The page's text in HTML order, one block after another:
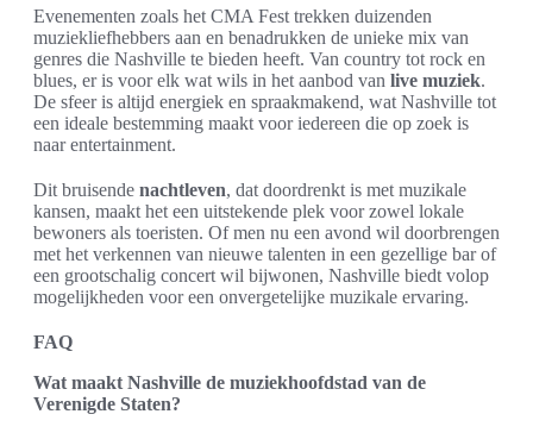
Evenementen zoals het CMA Fest trekken duizenden
muziekliefhebbers aan en benadrukken de unieke mix van
genres die Nashville te bieden heeft. Van country tot rock en
blues, er is voor elk wat wils in het aanbod van live muziek.
De sfeer is altijd energiek en spraakmakend, wat Nashville tot
een ideale bestemming maakt voor iedereen die op zoek is
naar entertainment.
Dit bruisende nachtleven, dat doordrenkt is met muzikale
kansen, maakt het een uitstekende plek voor zowel lokale
bewoners als toeristen. Of men nu een avond wil doorbrengen
met het verkennen van nieuwe talenten in een gezellige bar of
een grootschalig concert wil bijwonen, Nashville biedt volop
mogelijkheden voor een onvergetelijke muzikale ervaring.
FAQ
Wat maakt Nashville de muziekhoofdstad van de
Verenigde Staten?